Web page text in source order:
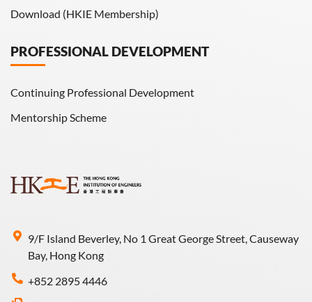
9/F Island Beverley, No 1 Great George Street, Causeway
Bay, Hong Kong
+852 2895 4446
Download (HKIE Membership)
PROFESSIONAL DEVELOPMENT
Continuing Professional Development
Mentorship Scheme